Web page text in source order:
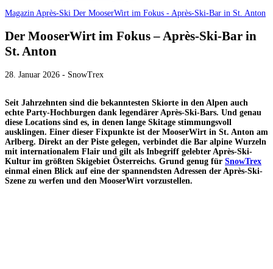
Magazin Après-Ski Der MooserWirt im Fokus - Après-Ski-Bar in St. Anton
Der MooserWirt im Fokus – Après-Ski-Bar in
St. Anton
28. Januar 2026 - SnowTrex
Seit Jahrzehnten sind die bekanntesten Skiorte in den Alpen auch
echte Party-Hochburgen dank legendärer Après-Ski-Bars. Und genau
diese Locations sind es, in denen lange Skitage stimmungsvoll
ausklingen. Einer dieser Fixpunkte ist der MooserWirt in St. Anton am
Arlberg. Direkt an der Piste gelegen, verbindet die Bar alpine Wurzeln
mit internationalem Flair und gilt als Inbegriff gelebter Après-Ski-
Kultur im größten Skigebiet Österreichs. Grund genug für SnowTrex
einmal einen Blick auf eine der spannendsten Adressen der Après-Ski-
Szene zu werfen und den MooserWirt vorzustellen.